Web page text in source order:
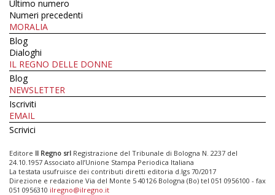
Ultimo numero
Numeri precedenti
MORALIA
Blog
Dialoghi
IL REGNO DELLE DONNE
Blog
NEWSLETTER
Iscriviti
EMAIL
Scrivici
Editore Il Regno srl Registrazione del Tribunale di Bologna N. 2237 del
24.10.1957 Associato all’Unione Stampa Periodica Italiana
La testata usufruisce dei contributi diretti editoria d.lgs 70/2017
Direzione e redazione Via del Monte 5 40126 Bologna (Bo) tel 051 0956100 - fax
051 0956310 ilregno@ilregno.it